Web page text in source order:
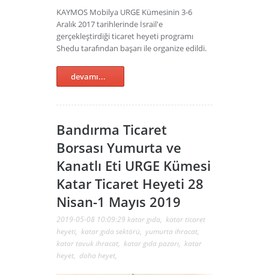
KAYMOS Mobilya URGE Kümesinin 3-6
Aralık 2017 tarihlerinde İsrail'e
gerçekleştirdiği ticaret heyeti programı
Shedu tarafından başarı ile organize edildi.
devamı...
Bandırma Ticaret
Borsası Yumurta ve
Kanatlı Eti URGE Kümesi
Katar Ticaret Heyeti 28
Nisan-1 Mayıs 2019
2019-05-08 10:09:29 katar gıda, katar ticaret
heyeti, katar gıda sektörü, yumurta ihracat,
katar tavuk ihracat, katar gıda pazarı, katar
heyet, doha heyet,